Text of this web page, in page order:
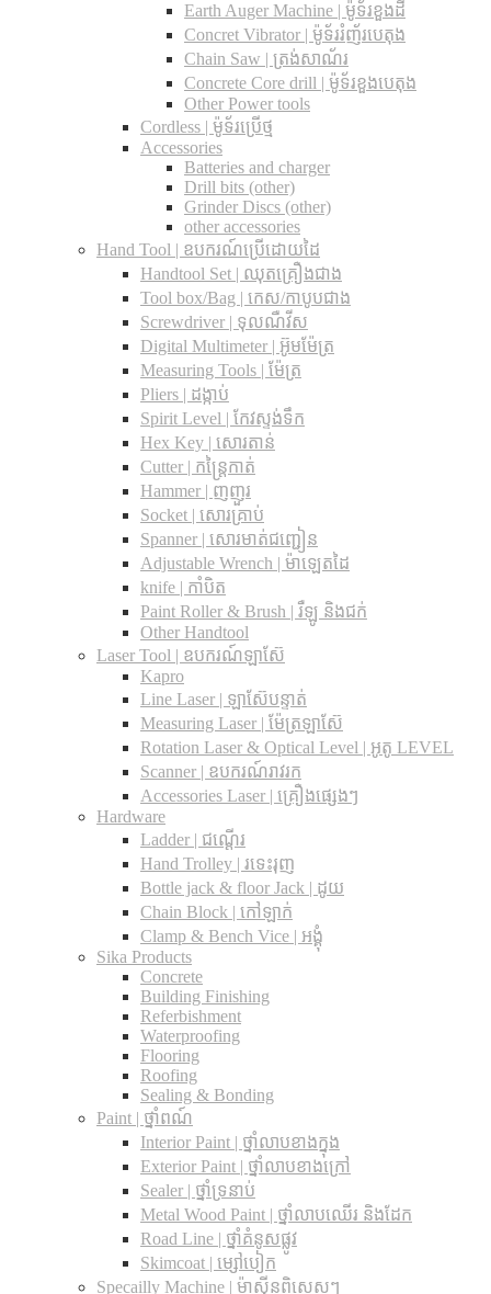
Earth Auger Machine | ម៉ូទ័រខួងដី
Concret Vibrator | ម៉ូទ័ររំញ័របេតុង
Chain Saw | ត្រង់សាណ័រ
Concrete Core drill | ម៉ូទ័រខួងបេតុង
Other Power tools
Cordless​ | ម៉ូទ័រប្រើថ្ម
Accessories
Batteries and charger
Drill bits (other)
Grinder Discs (other)
other accessories
Hand Tool | ឧបករណ៍ប្រើដោយដៃ
Handtool Set | ឈុតគ្រឿងជាង
Tool box/Bag | កេស/កាបូបជាង
Screwdriver | ទុលណឺវីស
Digital Multimeter | អ៊ូមម៉ែត្រ
Measuring Tools | ម៉ែត្រ
Pliers | ដង្កាប់
Spirit Level | កែវស្ទង់ទឹក
Hex Key | សោរតាន់
Cutter | កន្រ្តៃកាត់
Hammer | ញញួរ
Socket | សោរគ្រាប់
Spanner |​ សោរមាត់ជញ្ជៀន
Adjustable Wrench |​ ម៉ាឡេតដៃ
knife | កាំបិត
Paint Roller & Brush | រឺឡូ និងជក់
Other Handtool
Laser Tool | ឧបករណ៍ឡាស៊ែ
Kapro
Line Laser | ឡាស៊ែបន្ទាត់
Measuring Laser | ម៉ែត្រឡាស៊ែ
Rotation Laser & Optical Level | អូតូ LEVEL
Scanner | ឧបករណ៍រាវរក
Accessories Laser | គ្រឿងផ្សេងៗ
Hardware
Ladder | ជណ្តើរ
Hand Trolley | រទេះរុញ
Bottle jack & floor Jack​ | ដូយ
Chain Block | កៅឡាក់
Clamp & Bench Vice | អង្គុំ
Sika Products
Concrete
Building Finishing
Referbishment
Waterproofing
Flooring
Roofing
Sealing & Bonding
Paint | ថ្នាំពណ៍
Interior Paint | ថ្នាំលាបខាងក្នុង
Exterior Paint | ថ្នាំលាបខាងក្រៅ
Sealer | ថ្នាំទ្រនាប់
Metal Wood Paint | ថ្នាំលាបឈើរ និងដែក
Road Line | ថ្នាំគំនូសផ្លូវ
Skimcoat | ម្សៅបៀក
Specailly Machine | ម៉ាស៊ីនពិសេសៗ